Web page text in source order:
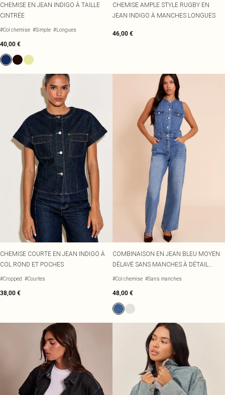
CHEMISE EN JEAN INDIGO À TAILLE
CINTRÉE
#Col chemise #Simple #Longues
40,00 €
CHEMISE AMPLE STYLE RUGBY EN
JEAN INDIGO À MANCHES LONGUES
46,00 €
CHEMISE COURTE EN JEAN INDIGO À
COL ROND ET POCHES
#Cropped #Courtes
38,00 €
COMBINAISON EN JEAN BLEU MOYEN
DÉLAVÉ SANS MANCHES À DÉTAIL
CHEMISE
#Col chemise #Sans manches
48,00 €